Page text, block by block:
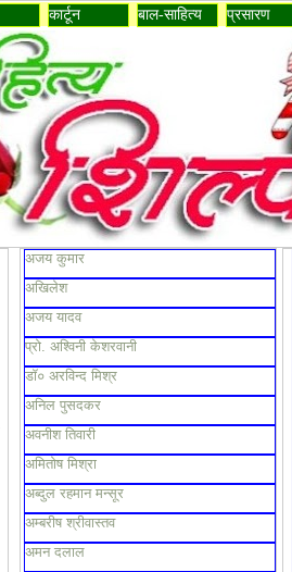
कार्टून बाल-साहित्य प्रसारण
अजय कुमार
अखिलेश
अजय यादव
प्रो. अश्विनी केशरवानी
डॉ० अरविन्द मिश्र
अनिल पुसदकर
अवनीश तिवारी
अमितोष मिश्रा
अब्दुल रहमान मन्सूर
अम्बरीष श्रीवास्तव
अमन दलाल